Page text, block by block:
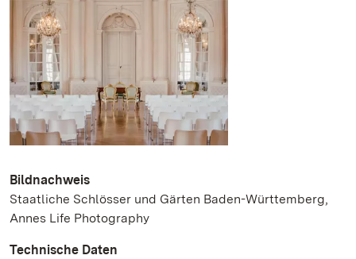
Bildnachweis
Staatliche Schlösser und Gärten Baden-Württemberg,
Annes Life Photography
Technische Daten